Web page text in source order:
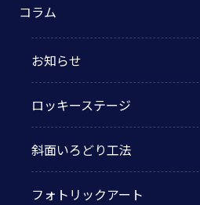
コラム
お知らせ
ロッキーステージ
斜面いろどり工法
フォトリックアート